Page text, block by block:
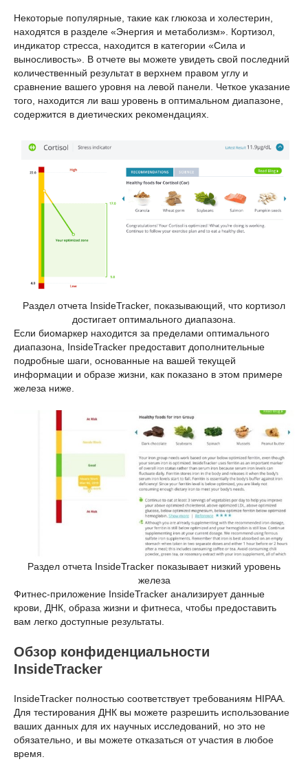
Некоторые популярные, такие как глюкоза и холестерин,
находятся в разделе «Энергия и метаболизм». Кортизол,
индикатор стресса, находится в категории «Сила и
выносливость». В отчете вы можете увидеть свой последний
количественный результат в верхнем правом углу и
сравнение вашего уровня на левой панели. Четкое указание
того, находится ли ваш уровень в оптимальном диапазоне,
содержится в диетических рекомендациях.
Раздел отчета InsideTracker, показывающий, что кортизол
достигает оптимального диапазона.
Если биомаркер находится за пределами оптимального
диапазона, InsideTracker предоставит дополнительные
подробные шаги, основанные на вашей текущей
информации и образе жизни, как показано в этом примере
железа ниже.
Раздел отчета InsideTracker показывает низкий уровень
железа
Фитнес-приложение InsideTracker анализирует данные
крови, ДНК, образа жизни и фитнеса, чтобы предоставить
вам легко доступные результаты.
Обзор конфиденциальности
InsideTracker
InsideTracker полностью соответствует требованиям HIPAA.
Для тестирования ДНК вы можете разрешить использование
ваших данных для их научных исследований, но это не
обязательно, и вы можете отказаться от участия в любое
время.